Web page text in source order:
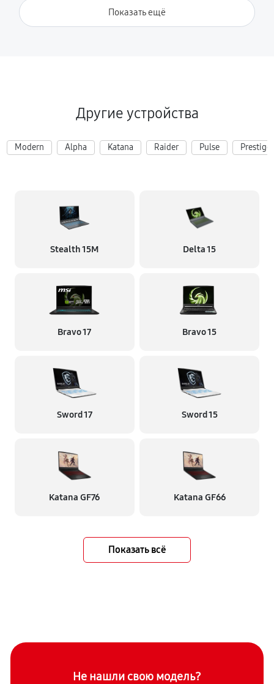
Показать ещё
Другие устройства
Modern Alpha Katana Raider Pulse Prestige
Stealth 15M Delta 15
Bravo 17 Bravo 15
Sword 17 Sword 15
Katana GF76 Katana GF66
Показать всё
Не нашли свою модель?